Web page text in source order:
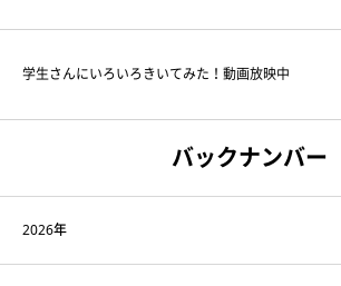
学生さんにいろいろきいてみた！動画放映中
バックナンバー
2026年